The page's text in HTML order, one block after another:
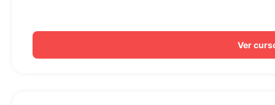
Ver